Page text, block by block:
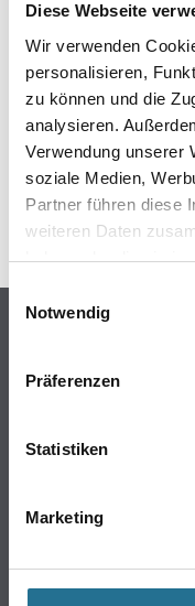
Diese Webseite
Wir verwenden
personalisieren,
zu können und die
analysieren.
Verwendung unserer
soziale Medien,
Partner führen diese
weiteren Daten
haben oder die sie
Einwilligungsauswahl
Notwendig
Präferenzen
Statistiken
Marketing
IST
Keine Sorge, wir
werden das
Erkunden Sie in der
und
Online-Shop
Putze- und Spachtelmassen
Wand- & Deckenbeläge